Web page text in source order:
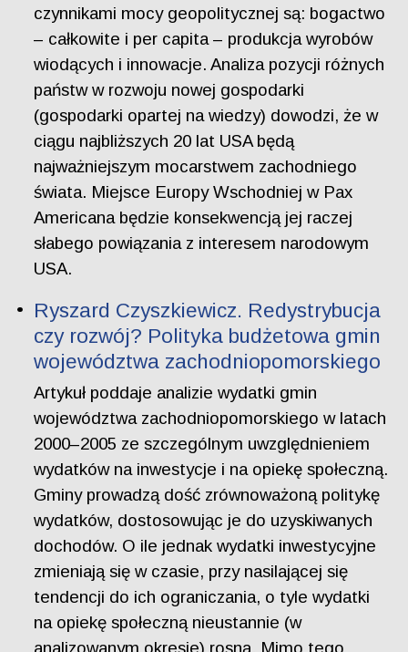
czynnikami mocy geopolitycznej są: bogactwo
– całkowite i per capita – produkcja wyrobów
wiodących i innowacje. Analiza pozycji różnych
państw w rozwoju nowej gospodarki
(gospodarki opartej na wiedzy) dowodzi, że w
ciągu najbliższych 20 lat USA będą
najważniejszym mocarstwem zachodniego
świata. Miejsce Europy Wschodniej w Pax
Americana będzie konsekwencją jej raczej
słabego powiązania z interesem narodowym
USA.
Ryszard Czyszkiewicz. Redystrybucja
czy rozwój? Polityka budżetowa gmin
województwa zachodniopomorskiego
Artykuł poddaje analizie wydatki gmin
województwa zachodniopomorskiego w latach
2000–2005 ze szczególnym uwzględnieniem
wydatków na inwestycje i na opiekę społeczną.
Gminy prowadzą dość zrównoważoną politykę
wydatków, dostosowując je do uzyskiwanych
dochodów. O ile jednak wydatki inwestycyjne
zmieniają się w czasie, przy nasilającej się
tendencji do ich ograniczania, o tyle wydatki
na opiekę społeczną nieustannie (w
analizowanym okresie) rosną. Mimo tego